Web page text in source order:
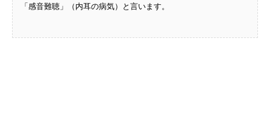
「感音難聴」（内耳の病気）と言います。